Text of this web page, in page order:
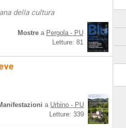
della cultura
Mostre a Pergola - PU
Letture: 81
a Urbino - PU
Letture: 339